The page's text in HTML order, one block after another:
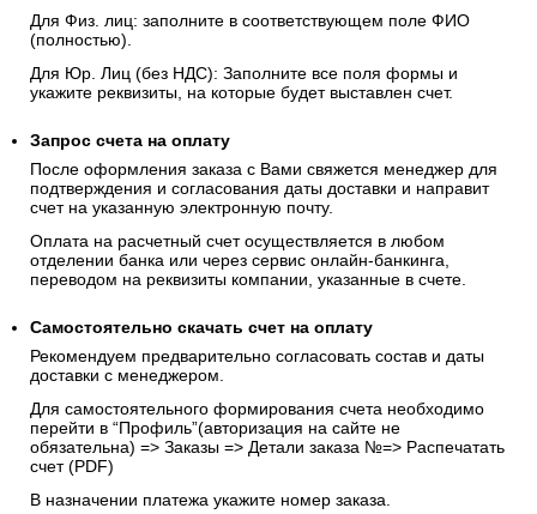
Для Физ. лиц: заполните в соответствующем поле ФИО
(полностью).
Для Юр. Лиц (без НДС): Заполните все поля формы и
укажите реквизиты, на которые будет выставлен счет.
Запрос счета на оплату
После оформления заказа с Вами свяжется менеджер для
подтверждения и согласования даты доставки и направит
счет на указанную электронную почту.
Оплата на расчетный счет осуществляется в любом
отделении банка или через сервис онлайн-банкинга,
переводом на реквизиты компании, указанные в счете.
Самостоятельно скачать счет на оплату
Рекомендуем предварительно согласовать состав и даты
доставки с менеджером.
Для самостоятельного формирования счета необходимо
перейти в “Профиль”(авторизация на сайте не
обязательна) => Заказы => Детали заказа №=> Распечатать
счет (PDF)
В назначении платежа укажите номер заказа.